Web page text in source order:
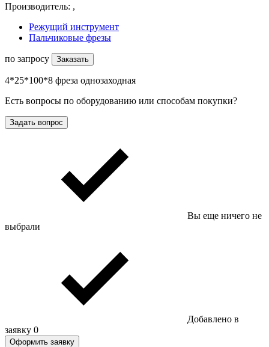
Производитель: ,
Режущий инструмент
Пальчиковые фрезы
по запросу Заказать
4*25*100*8 фреза однозаходная
Есть вопросы по оборудованию или способам покупки?
Задать вопрос
Вы еще ничего не
выбрали
Добавлено в
заявку 0
Оформить заявку